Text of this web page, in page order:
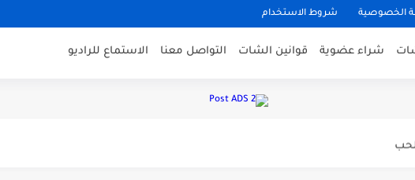
الخصوصية شروط الاستخدام
شراء عضوية قوانين الشات التواصل معنا الاستماع للراديو